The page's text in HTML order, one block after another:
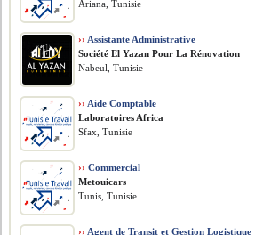
Ariana, Tunisie
›› Assistante Administrative
Société El Yazan Pour La Rénovation
Nabeul, Tunisie
›› Aide Comptable
Laboratoires Africa
Sfax, Tunisie
›› Commercial
Metouicars
Tunis, Tunisie
›› Agent de Transit et Gestion Logistique